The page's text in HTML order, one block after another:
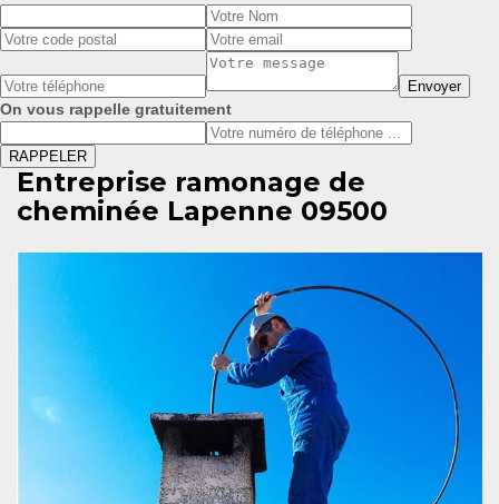
On vous rappelle gratuitement
Entreprise ramonage de
cheminée Lapenne 09500